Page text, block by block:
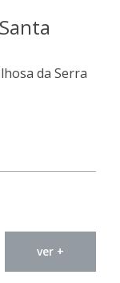
da Serra
ver +